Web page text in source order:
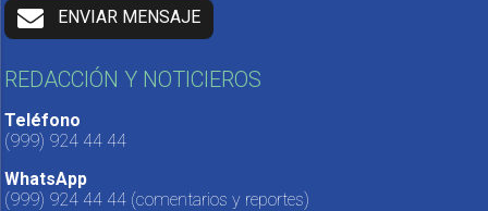
ENVIAR MENSAJE
REDACCIÓN Y NOTICIEROS
Teléfono
(999) 924 44 44
WhatsApp
(999) 924 44 44 (comentarios y reportes)